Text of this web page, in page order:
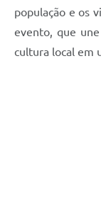
população e os
evento, que
cultura local em